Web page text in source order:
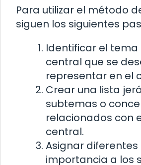
Para utilizar el método
siguen los siguientes
Identificar el
central que se
representar en el
Crear una lista
subtemas o
relacionados con
central.
Asignar diferentes
importancia a los